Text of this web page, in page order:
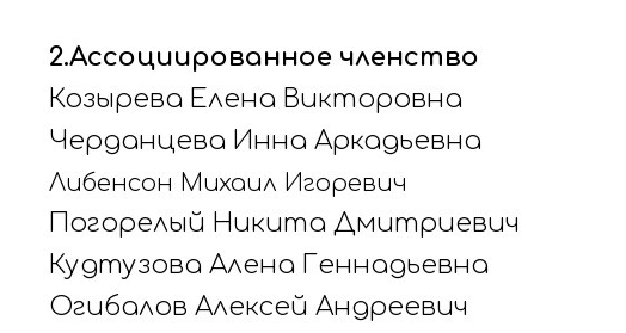
2.Ассоциированное членство
Козырева Елена Викторовна
Черданцева Инна Аркадьевна
Либенсон Михаил Игоревич
Погорелый Никита Дмитриевич
Кудтузова Алена Геннадьевна
Огибалов Алексей Андреевич